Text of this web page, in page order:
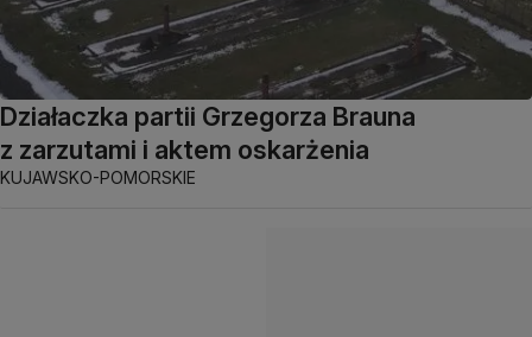
Działaczka partii Grzegorza Brauna
z zarzutami i aktem oskarżenia
KUJAWSKO-POMORSKIE